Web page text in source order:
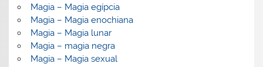
Magia – Magia egípcia
Magia – Magia enochiana
Magia – Magia lunar
Magia – magia negra
Magia – Magia sexual